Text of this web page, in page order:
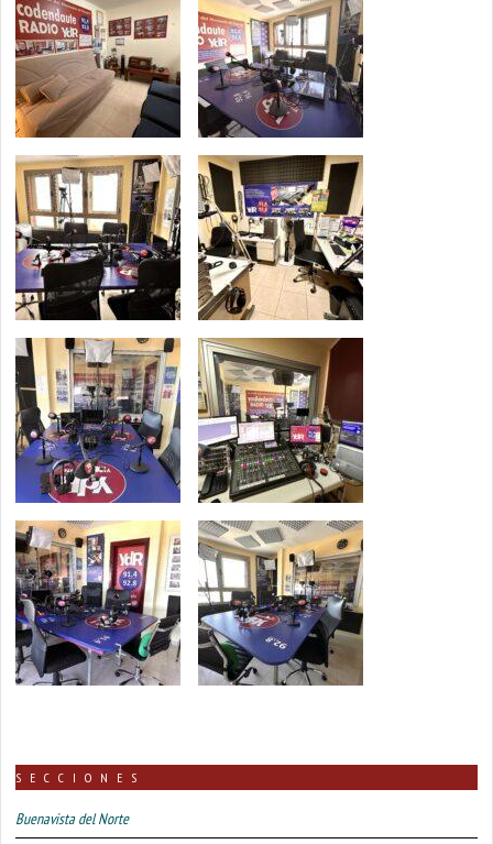
SECCIONES
Buenavista del Norte